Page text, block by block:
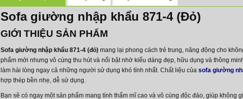
Sofa giường nhập khẩu 871-4 (Đỏ)
GIỚI THIỆU SẢN PHẨM
Sofa giường nhập khẩu 871-4 (đỏ) mang lại phong cách trẻ trung, năng động cho
phẩm mới nhưng vô cùng thu hút và nổi bật nhờ kiểu dáng đẹp, hữu dụng và thông
làm hài lòng ngay cả những người sử dụng khó tính nhất. Chất liệu của sofa giường
hợp thép bền nhẹ, dễ sử dụng.
Bạn sẽ có ngay một sản phẩm mang tính thẩm mĩ cao và vô cùng độc đáo, giúp